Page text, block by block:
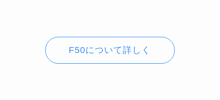
F50について詳しく